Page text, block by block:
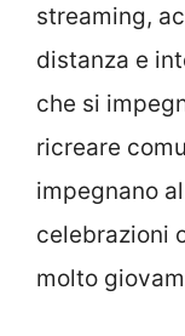
streaming,
distanza e
che si
ricreare
impegnano
celebrazioni
molto